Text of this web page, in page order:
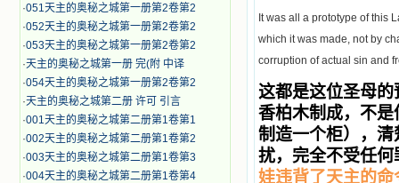
·051天主的奥秘之城第一册第2卷第2
·052天主的奥秘之城第一册第2卷第2
·053天主的奥秘之城第一册第2卷第2
·天主的奥秘之城第一册 完(附 中译
·054天主的奥秘之城第一册第2卷第2
·天主的奥秘之城第二册 许可 引言
·001天主的奥秘之城第二册第1卷第1
·002天主的奥秘之城第二册第1卷第2
·003天主的奥秘之城第二册第1卷第3
·004天主的奥秘之城第二册第1卷第4
It was all a prototype of this
which it was made, not by
corruption of actual sin and
这都是这位圣母
香柏木制成，不
制造一个柜），
扰，完全不受任
娃违背了天主的